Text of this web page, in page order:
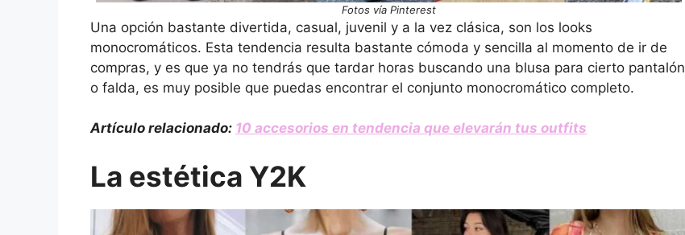
Fotos vía Pinterest
Una opción bastante divertida, casual, juvenil y a la vez clásica, son los looks
monocromáticos. Esta tendencia resulta bastante cómoda y sencilla al momento de ir de
compras, y es que ya no tendrás que tardar horas buscando una blusa para cierto pantalón
o falda, es muy posible que puedas encontrar el conjunto monocromático completo.
Artículo relacionado: 10 accesorios en tendencia que elevarán tus outfits
La estética Y2K